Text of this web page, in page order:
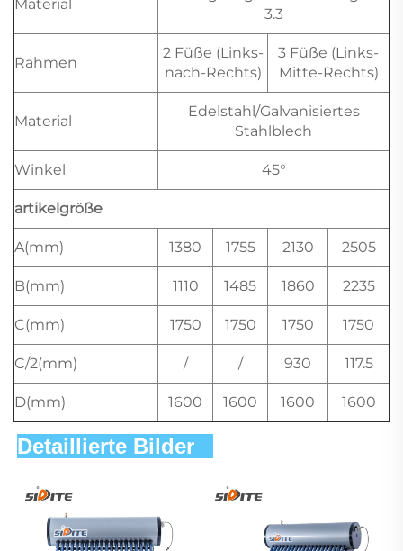
Material
3.3
Rahmen
2 Füße (Links-
nach-Rechts)
3 Füße (Links-
Mitte-Rechts)
Material
Edelstahl/Galvanisiertes
Stahlblech
Winkel 45°
artikelgröße
A(mm) 1380 1755 2130 2505
B(mm) 1110 1485 1860 2235
C(mm) 1750 1750 1750 1750
C/2(mm) / / 930 117.5
D(mm) 1600 1600 1600 1600
Detaillierte Bilder